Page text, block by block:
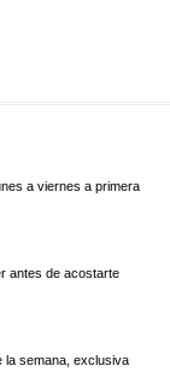
a viernes a primera
antes de acostarte
la semana, exclusiva